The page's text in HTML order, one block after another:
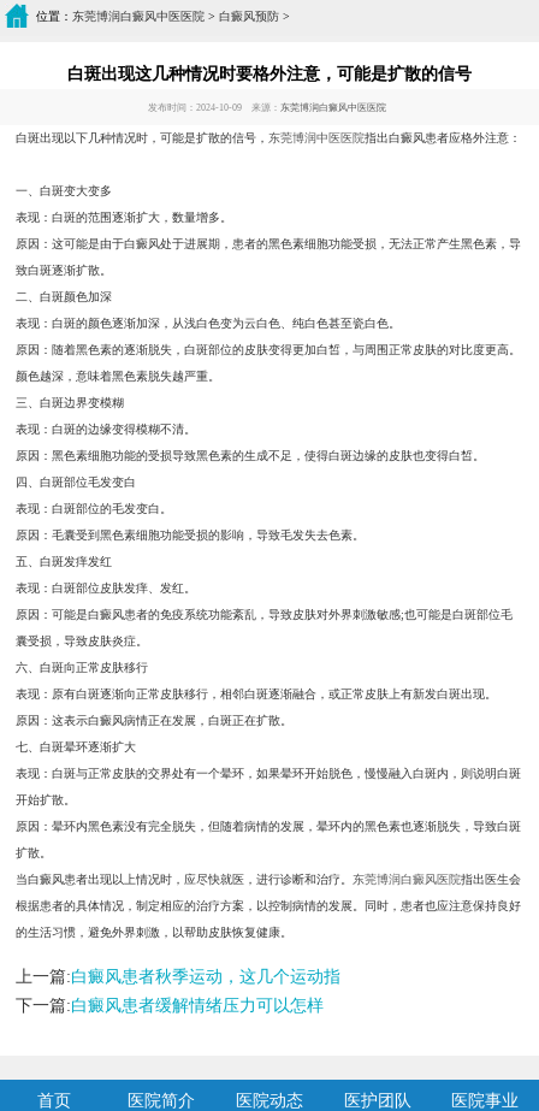
位置： 东莞博润白癜风中医医院 > 白癜风预防 >
白斑出现这几种情况时要格外注意，可能是扩散的信号
发布时间：2024-10-09 来源： 东莞博润白癜风中医医院
白斑出现以下几种情况时，可能是扩散的信号，东莞博润中医医院指出白癜风患者应格外注意：
一、白斑变大变多
表现：白斑的范围逐渐扩大，数量增多。
原因：这可能是由于白癜风处于进展期，患者的黑色素细胞功能受损，无法正常产生黑色素，导
致白斑逐渐扩散。
二、白斑颜色加深
表现：白斑的颜色逐渐加深，从浅白色变为云白色、纯白色甚至瓷白色。
原因：随着黑色素的逐渐脱失，白斑部位的皮肤变得更加白皙，与周围正常皮肤的对比度更高。
颜色越深，意味着黑色素脱失越严重。
三、白斑边界变模糊
表现：白斑的边缘变得模糊不清。
原因：黑色素细胞功能的受损导致黑色素的生成不足，使得白斑边缘的皮肤也变得白皙。
四、白斑部位毛发变白
表现：白斑部位的毛发变白。
原因：毛囊受到黑色素细胞功能受损的影响，导致毛发失去色素。
五、白斑发痒发红
表现：白斑部位皮肤发痒、发红。
原因：可能是白癜风患者的免疫系统功能紊乱，导致皮肤对外界刺激敏感;也可能是白斑部位毛
囊受损，导致皮肤炎症。
六、白斑向正常皮肤移行
表现：原有白斑逐渐向正常皮肤移行，相邻白斑逐渐融合，或正常皮肤上有新发白斑出现。
原因：这表示白癜风病情正在发展，白斑正在扩散。
七、白斑晕环逐渐扩大
表现：白斑与正常皮肤的交界处有一个晕环，如果晕环开始脱色，慢慢融入白斑内，则说明白斑
开始扩散。
原因：晕环内黑色素没有完全脱失，但随着病情的发展，晕环内的黑色素也逐渐脱失，导致白斑
扩散。
当白癜风患者出现以上情况时，应尽快就医，进行诊断和治疗。东莞博润白癜风医院指出医生会
根据患者的具体情况，制定相应的治疗方案，以控制病情的发展。同时，患者也应注意保持良好
的生活习惯，避免外界刺激，以帮助皮肤恢复健康。
上一篇:白癜风患者秋季运动，这几个运动指
下一篇:白癜风患者缓解情绪压力可以怎样
首页 医院简介 医院动态 医护团队 医院事业